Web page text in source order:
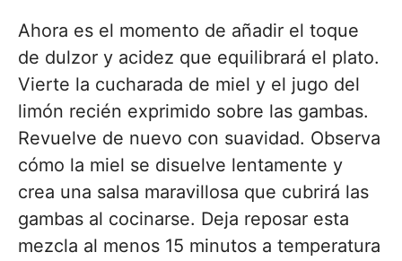
Ahora es el momento de añadir el toque
de dulzor y acidez que equilibrará el plato.
Vierte la cucharada de miel y el jugo del
limón recién exprimido sobre las gambas.
Revuelve de nuevo con suavidad. Observa
cómo la miel se disuelve lentamente y
crea una salsa maravillosa que cubrirá las
gambas al cocinarse. Deja reposar esta
mezcla al menos 15 minutos a temperatura